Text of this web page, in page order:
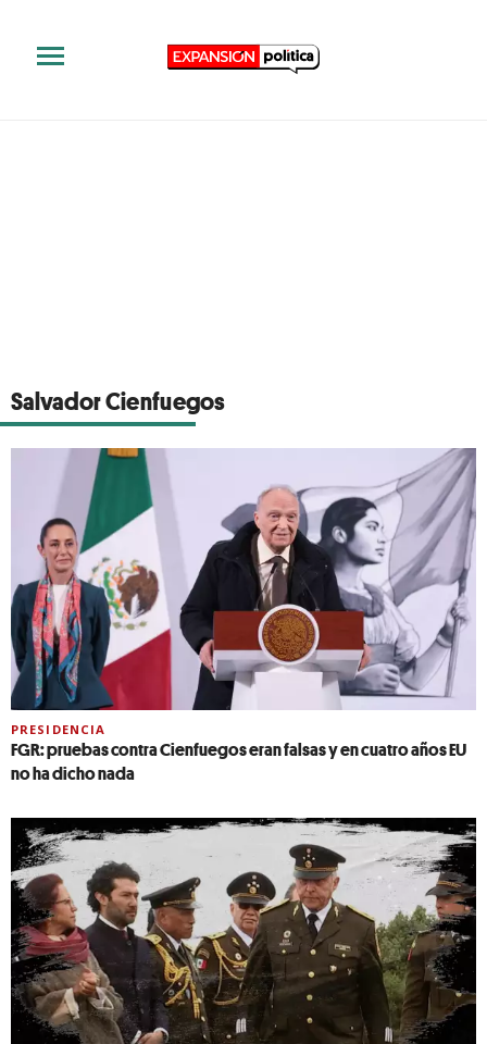
Salvador Cienfuegos
PRESIDENCIA
FGR: pruebas contra Cienfuegos eran falsas y en cuatro años EU
no ha dicho nada